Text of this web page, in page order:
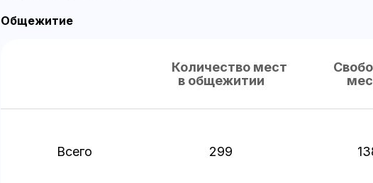
Общежитие
Количество мест
в общежитии
Всего 299